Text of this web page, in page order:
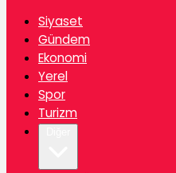
Siyaset
Gündem
Ekonomi
Yerel
Spor
Turizm